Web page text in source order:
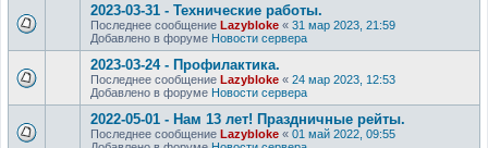
2023-03-31 - Технические работы.
Последнее сообщение Lazybloke « 31 мар 2023, 21:59
Добавлено в форуме Новости сервера
2023-03-24 - Профилактика.
Последнее сообщение Lazybloke « 24 мар 2023, 12:53
Добавлено в форуме Новости сервера
2022-05-01 - Нам 13 лет! Праздничные рейты.
Последнее сообщение Lazybloke « 01 май 2022, 09:55